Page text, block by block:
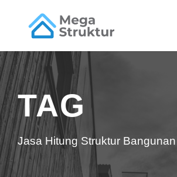
TAG
Jasa Hitung Struktur